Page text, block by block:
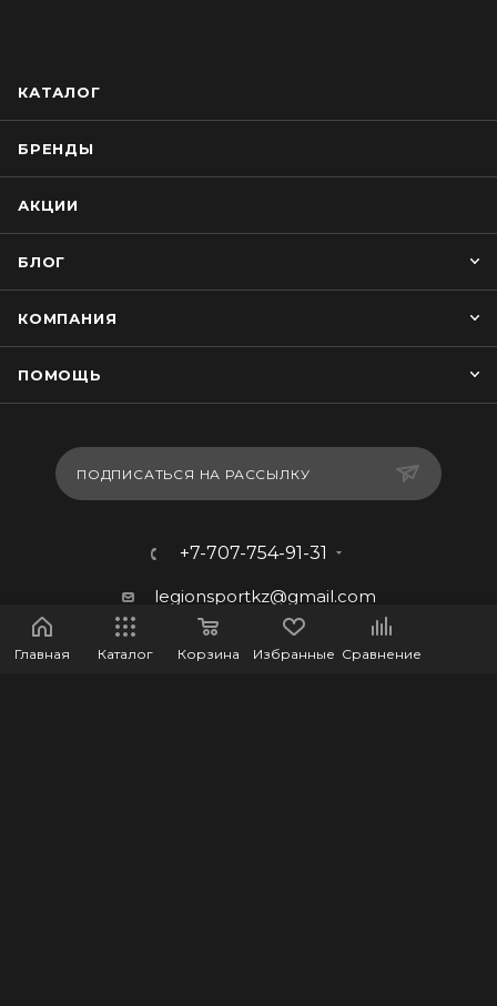
КАТАЛОГ
БРЕНДЫ
АКЦИИ
БЛОГ
КОМПАНИЯ
ПОМОЩЬ
ПОДПИСАТЬСЯ НА РАССЫЛКУ
+7-707-754-91-31
legionsportkz@gmail.com
г.Костанай, ул. Баймагамбетова
193, ВП-5
Главная Каталог Корзина Избранные Сравнение